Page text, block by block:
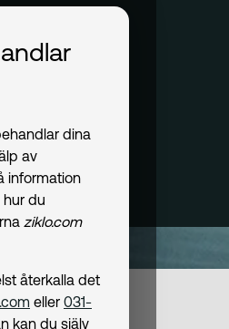
dina
av
information
du
ziklo.com
återkalla det
eller 031-
kan du själv